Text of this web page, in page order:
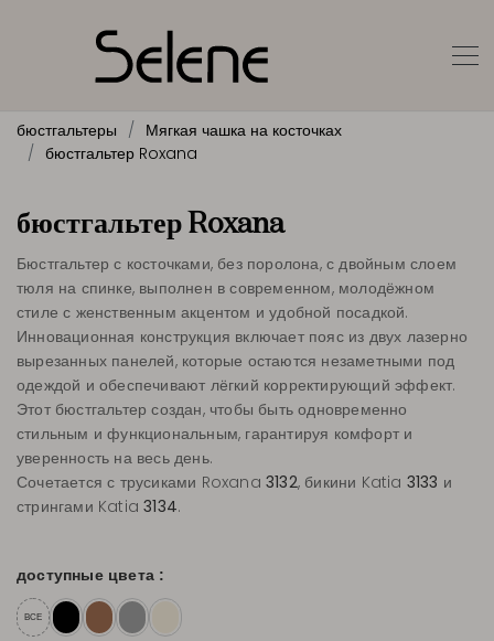
бюстгальтеры
Мягкая чашка на косточках
бюстгальтер Roxana
бюстгальтер Roxana
Бюстгальтер с косточками, без поролона, с двойным слоем
тюля на спинке, выполнен в современном, молодёжном
стиле с женственным акцентом и удобной посадкой.
Инновационная конструкция включает пояс из двух лазерно
вырезанных панелей, которые остаются незаметными под
одеждой и обеспечивают лёгкий корректирующий эффект.
Этот бюстгальтер создан, чтобы быть одновременно
стильным и функциональным, гарантируя комфорт и
уверенность на весь день.
Сочетается с трусиками Roxana 3132, бикини Katia 3133 и
стрингами Katia3134.
доступные цвета :
ВСЕ